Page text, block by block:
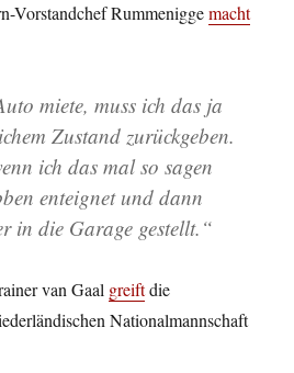
Vorstandchef Rummeniggemacht
miete, muss ich das ja
Zustand zurückgeben.
ich das mal so sagen
enteignet und dann
in die Garage gestellt.“
van Gaal greiftdie
Nationalmannschaft